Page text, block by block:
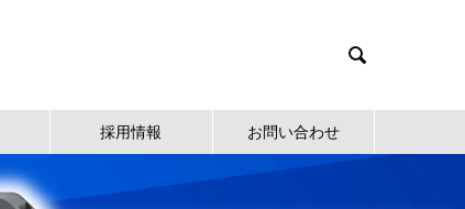

採用情報 お問い合わせ